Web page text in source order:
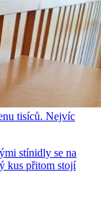
tisíců. Nejvíc
stínidly se na
kus přitom stojí